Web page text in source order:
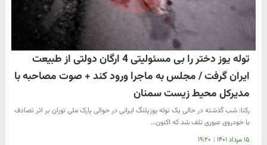
توله یوز دختر را بی مسئولیتی 4 ارگان دولتی از طبیعت
ایران گرفت / مجلس به ماجرا ورود کند + صوت مصاحبه با
مدیرکل محیط زیست سمنان
رکنا: شب گذشته در حالی یک توله یوزپلنگ ایرانی در حوالی پارک ملی توران بر اثر تصادف
با خودروی عبوری تلف شد که اکنون…
۱۵ مرداد ۱۴۰۱ | ۱۹:۲۰